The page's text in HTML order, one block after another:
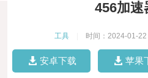
456加速
工具 时间：2024-01-22
安卓下载 苹果